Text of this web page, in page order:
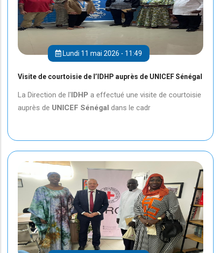
Lundi 11 mai 2026 - 11:49
Visite de courtoisie de l’IDHP auprès de UNICEF Sénégal
La Direction de l'IDHP a effectué une visite de courtoisie
auprès de UNICEF Sénégal dans le cadr